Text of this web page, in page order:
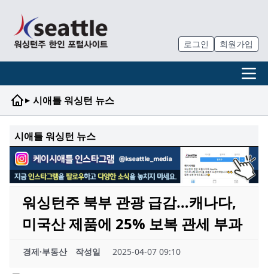
로그인 회원가입
▸ 시애틀 워싱턴 뉴스
시애틀 워싱턴 뉴스
워싱턴주 북부 관광 급감…캐나다,
미국산 제품에 25% 보복 관세 부과
경제·부동산 작성일 2025-04-07 09:10